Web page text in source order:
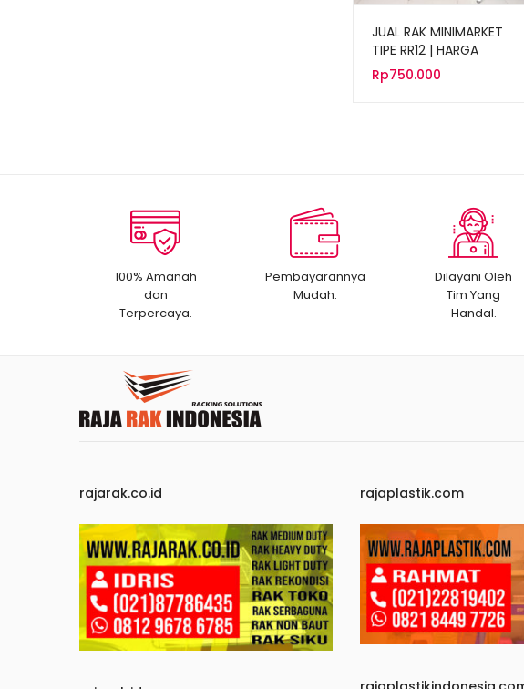
JUAL RAK MINIMARKET
TIPE RR12 | HARGA
EKONOMIS
Rp750.000
100% Amanah
dan
Terpercaya.
Pembayarannya
Mudah.
Dilayani Oleh
Tim Yang
Handal.
rajarak.co.id rajaplastik.com